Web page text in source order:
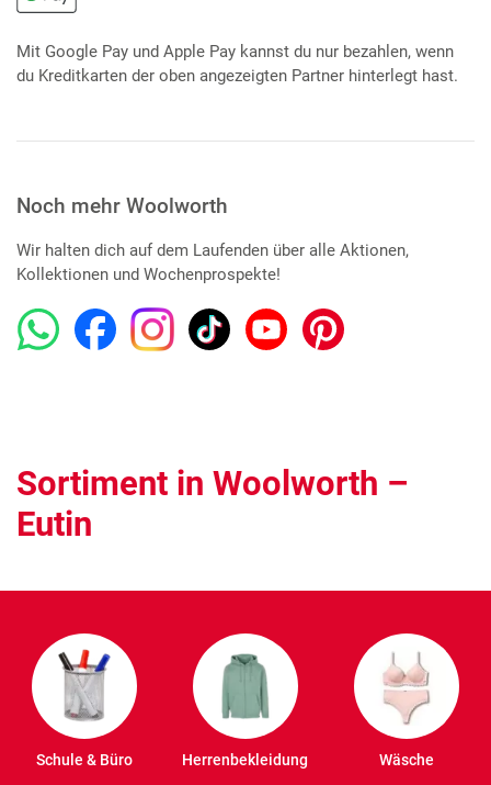
Mit Google Pay und Apple Pay kannst du nur bezahlen, wenn
du Kreditkarten der oben angezeigten Partner hinterlegt hast.
Noch mehr Woolworth
Wir halten dich auf dem Laufenden über alle Aktionen,
Kollektionen und Wochenprospekte!
Sortiment in Woolworth –
Eutin
Schule & Büro Herrenbekleidung Wäsche